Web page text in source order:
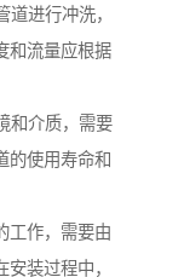
进行冲洗，
和流量应根据
和介质，需要
的使用寿命和
工作，需要由
装过程中，